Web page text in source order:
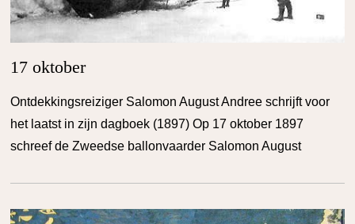
17 oktober
Ontdekkingsreiziger Salomon August Andree schrijft voor
het laatst in zijn dagboek (1897) Op 17 oktober 1897
schreef de Zweedse ballonvaarder Salomon August